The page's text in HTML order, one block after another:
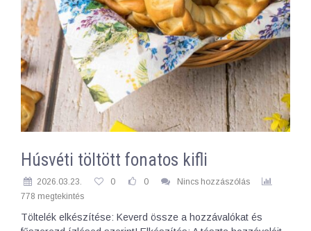
Húsvéti töltött fonatos kifli
2026.03.23. 0 0
Nincs hozzászólás
778 megtekintés
Töltelék elkészítése: Keverd össze a hozzávalókat és